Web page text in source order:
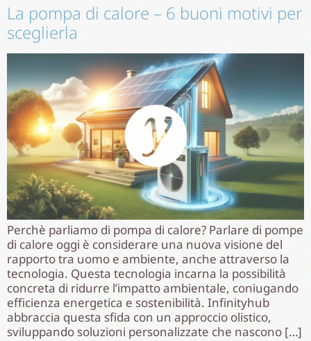
La pompa di calore – 6 buoni motivi per
sceglierla
Perchè parliamo di pompa di calore? Parlare di pompe
di calore oggi è considerare una nuova visione del
rapporto tra uomo e ambiente, anche attraverso la
tecnologia. Questa tecnologia incarna la possibilità
concreta di ridurre l’impatto ambientale, coniugando
efficienza energetica e sostenibilità. Infinityhub
abbraccia questa sfida con un approccio olistico,
sviluppando soluzioni personalizzate che nascono […]